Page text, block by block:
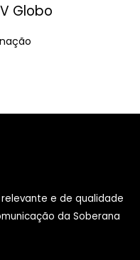
Globo
e de qualidade
da Soberana